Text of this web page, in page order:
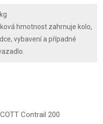
hmotnost zahrnuje kolo,
vybavení a případné